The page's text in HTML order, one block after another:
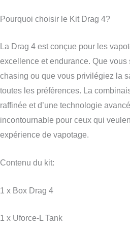
Pourquoi choisir le Kit Drag 4?
La Drag 4 est conçue pour les
excellence et endurance. Que vous
chasing ou que vous privilégiez la
toutes les préférences. La
raffinée et d’une technologie
incontournable pour ceux qui
expérience de vapotage.
Contenu du kit:
1 x Box Drag 4
1 x Uforce-L Tank